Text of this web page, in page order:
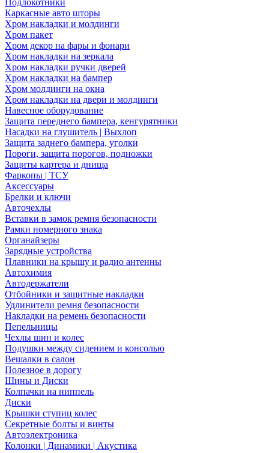
Подлокотники
Каркасные авто шторы
Хром накладки и молдинги
Хром пакет
Хром декор на фары и фонари
Хром накладки на зеркала
Хром накладки ручки дверей
Хром накладки на бампер
Хром молдинги на окна
Хром накладки на двери и молдинги
Навесное оборудование
Защита переднего бампера, кенгурятники
Насадки на глушитель | Выхлоп
Защита заднего бампера, уголки
Пороги, защита порогов, подножки
Защиты картера и днища
Фаркопы | ТСУ
Аксессуары
Брелки и ключи
Авточехлы
Вставки в замок ремня безопасности
Рамки номерного знака
Органайзеры
Зарядные устройства
Плавники на крышу и радио антенны
Автохимия
Автодержатели
Отбойники и защитные накладки
Удлинители ремня безопасности
Накладки на ремень безопасности
Пепельницы
Чехлы шин и колес
Подушки между сидением и консолью
Вешалки в салон
Полезное в дорогу
Шины и Диски
Колпачки на ниппель
Диски
Крышки ступиц колес
Секретные болты и винты
Автоэлектроника
Колонки | Динамики | Акустика